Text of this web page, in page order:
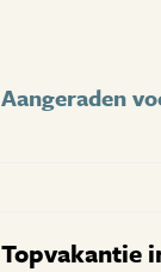
Aangeraden
Topvakantie